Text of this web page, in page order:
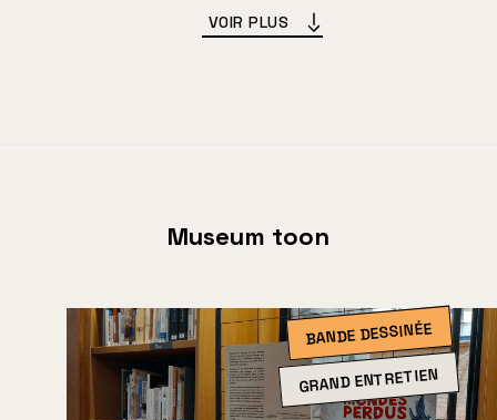
VOIR PLUS
Museum toon
BANDE DESSINÉE
GRAND ENTRETIEN